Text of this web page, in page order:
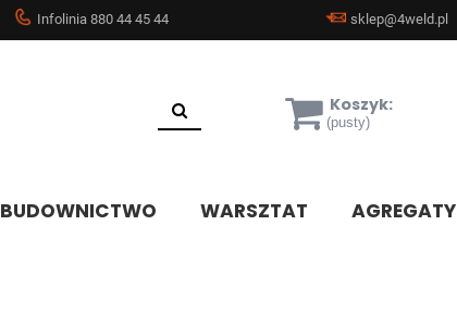
Koszyk:
(pusty)
BUDOWNICTWO WARSZTAT
AGREGATY
Infolinia 880 44 45 44 sklep@4weld.pl